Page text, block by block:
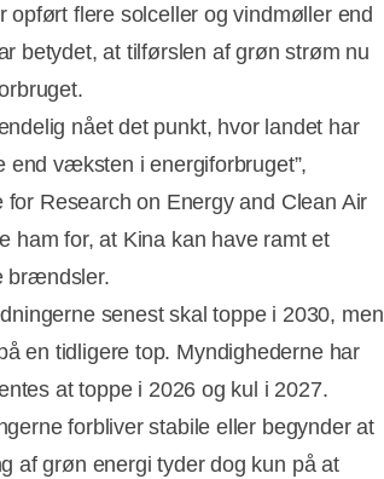
opført flere solceller og vindmøller end
betydet, at tilførslen af grøn strøm nu
nået det punkt, hvor landet har
end væksten i energiforbruget”,
Research on Energy and Clean Air
ham for, at Kina kan have ramt et
brændsler.
senest skal toppe i 2030, men
en tidligere top. Myndighederne har
at toppe i 2026 og kul i 2027.
forbliver stabile eller begynder at
af grøn energi tyder dog kun på at